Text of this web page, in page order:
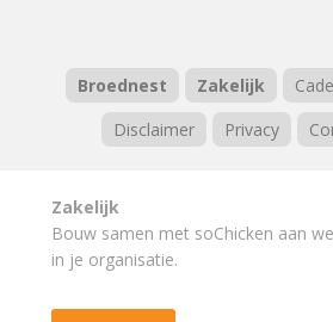
Broednest Zakelijk
Disclaimer
Privacy
Zakelijk
Bouw samen met soChicken aan
in je organisatie.